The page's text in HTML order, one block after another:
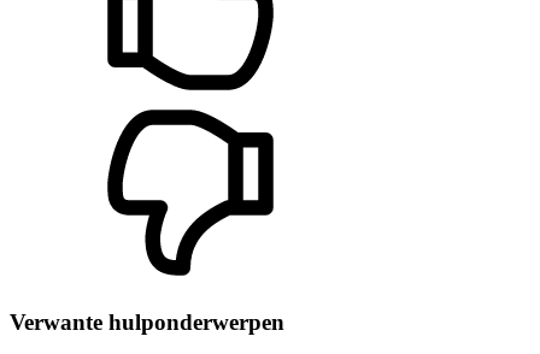
Verwante hulponderwerpen